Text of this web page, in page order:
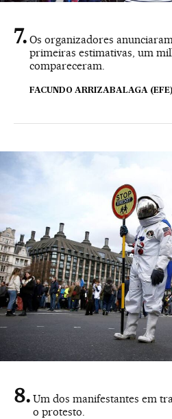
Os organizadores
primeiras estimativas, um
compareceram.
FACUNDO ARRIZABALAGA (EFE)
Um dos manifestantes em
o protesto.